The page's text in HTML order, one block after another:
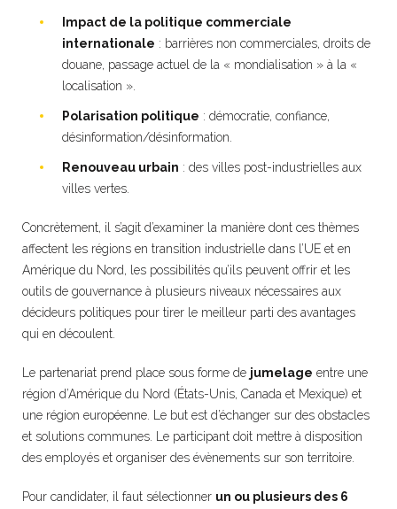
Impact de la politique commerciale
internationale : barrières non commerciales, droits de
douane, passage actuel de la « mondialisation » à la «
localisation ».
Polarisation politique : démocratie, confiance,
désinformation/désinformation.
Renouveau urbain : des villes post-industrielles aux
villes vertes.
Concrètement, il s’agit d’examiner la manière dont ces thèmes
affectent les régions en transition industrielle dans l’UE et en
Amérique du Nord, les possibilités qu’ils peuvent offrir et les
outils de gouvernance à plusieurs niveaux nécessaires aux
décideurs politiques pour tirer le meilleur parti des avantages
qui en découlent.
Le partenariat prend place sous forme de jumelage entre une
région d’Amérique du Nord (États-Unis, Canada et Mexique) et
une région européenne. Le but est d’échanger sur des obstacles
et solutions communes. Le participant doit mettre à disposition
des employés et organiser des évènements sur son territoire.
Pour candidater, il faut sélectionner un ou plusieurs des 6